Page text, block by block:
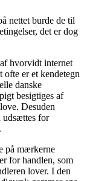
nettet burde de til
det er dog
hvorvidt internet
ofte er et kendetegn
danske
besigtiges af
Desuden
udsættes for
på mærkerne
for handlen, som
lover. I den